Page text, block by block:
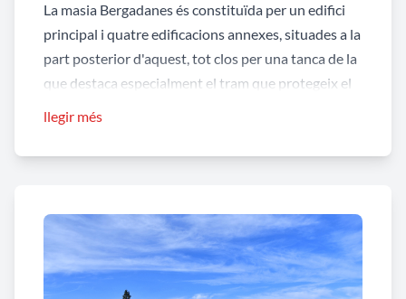
La masia Bergadanes és constituïda per un edifici
principal i quatre edificacions annexes, situades a la
part posterior d'aquest, tot clos per una tanca de la
que destaca especialment el tram que protegeix el
l'edifici principal.
façana, d'estil clarament noucentista. Aquesta
edificació reformada en diverses ocasions és de
planta rectangular, constituït per planta baixa, pis i
llegir més